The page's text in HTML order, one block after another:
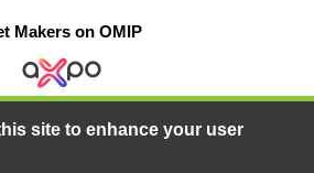
Makers on OMIP
CAREERS
WEB MAP
site to enhance your user